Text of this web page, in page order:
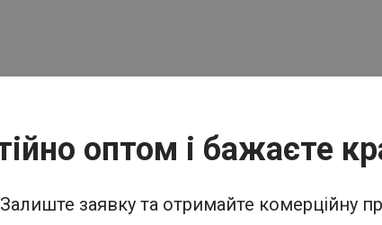
оптом і бажаєте
Залиште заявку та отримайте комерційну